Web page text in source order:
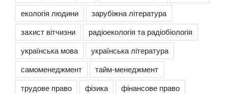
екологія людини
зарубіжна література
захист вітчизни
радіоекологія та радіобіологія
українська мова
українська література
самоменеджмент
тайм-менеджмент
трудове право
фізика
фінансове право